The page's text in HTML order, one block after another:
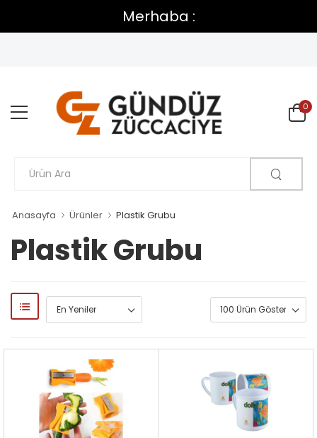
Merhaba :
0
Anasayfa Ürünler Plastik Grubu
Plastik Grubu